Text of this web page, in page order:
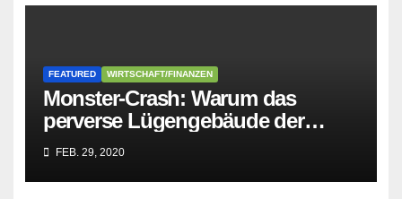
FEATURED WIRTSCHAFT/FINANZEN
Monster-Crash: Warum das
perverse Lügengebäude der
Sozialisten in sich
zusammenbricht!
FEB. 29, 2020